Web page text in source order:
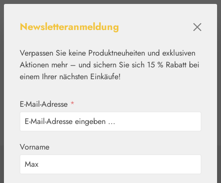
Werkzeugleiste anzeigen
Home
Newsletteranmeldung
Verpassen Sie keine Produktneuheiten und exklusiven
Aktionen mehr – und sichern Sie sich 15 % Rabatt bei
einem Ihrer nächsten Einkäufe!
E-Mail-Adresse *
Vorname